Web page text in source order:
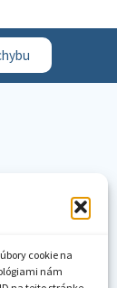
cookie na
nám